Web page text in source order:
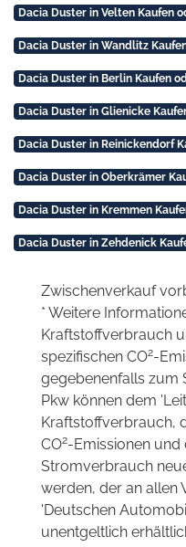
Dacia Duster in Velten Kaufen
Dacia Duster in Wandlitz
Dacia Duster in Berlin Kaufen
Dacia Duster in Glienicke
Dacia Duster in Reinickendorf
Dacia Duster in Oberkrämer
Dacia Duster in Kremmen
Dacia Duster in Zehdenick
Zwischenverkauf
* Weitere
Kraftstoffverbrauch
spezifischen CO2-
gegebenenfalls zum
Pkw können dem
Kraftstoffverbrauch,
CO2-Emissionen und
Stromverbrauch
werden, der an allen
'Deutschen
unentgeltlich